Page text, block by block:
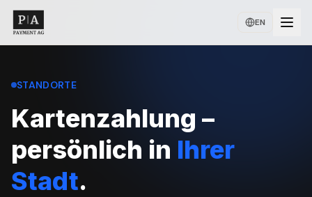
EN
STANDORTE
Kartenzahlung –
persönlich in Ihrer
Stadt.